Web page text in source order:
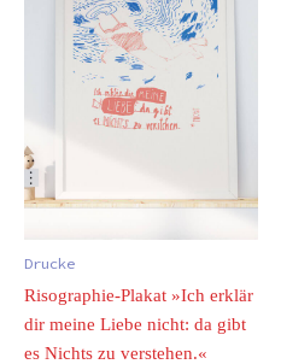
Drucke
Risographie-Plakat »Ich erklär
dir meine Liebe nicht: da gibt
es Nichts zu verstehen.«